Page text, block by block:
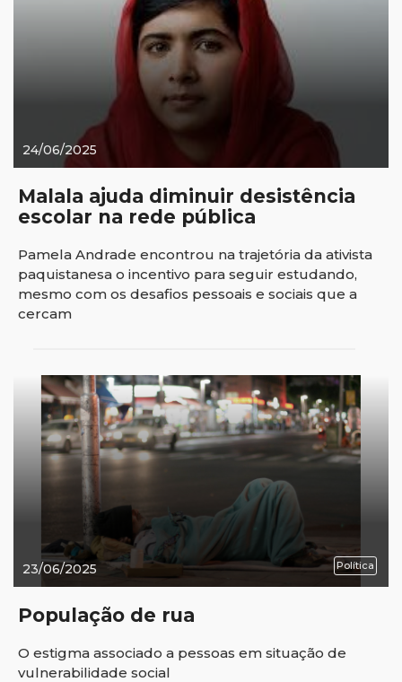
24/06/2025
Malala ajuda diminuir desistência
escolar na rede pública
Pamela Andrade encontrou na trajetória da ativista
paquistanesa o incentivo para seguir estudando,
mesmo com os desafios pessoais e sociais que a
cercam
23/06/2025 Política
População de rua
O estigma associado a pessoas em situação de
vulnerabilidade social